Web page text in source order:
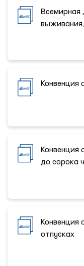
Всемирная
Конвенция
Конвенция
до сорока
Конвенция
отпусках